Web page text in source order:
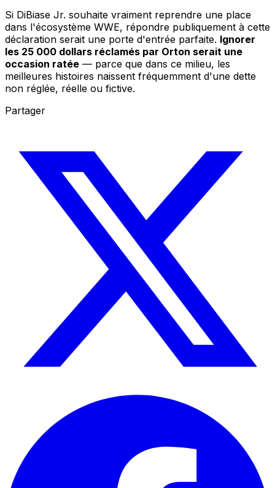
Si DiBiase Jr. souhaite vraiment reprendre une place
dans l'écosystème WWE, répondre publiquement à cette
déclaration serait une porte d'entrée parfaite. Ignorer
les 25 000 dollars réclamés par Orton serait une
occasion ratée — parce que dans ce milieu, les
meilleures histoires naissent fréquemment d'une dette
non réglée, réelle ou fictive.
Partager